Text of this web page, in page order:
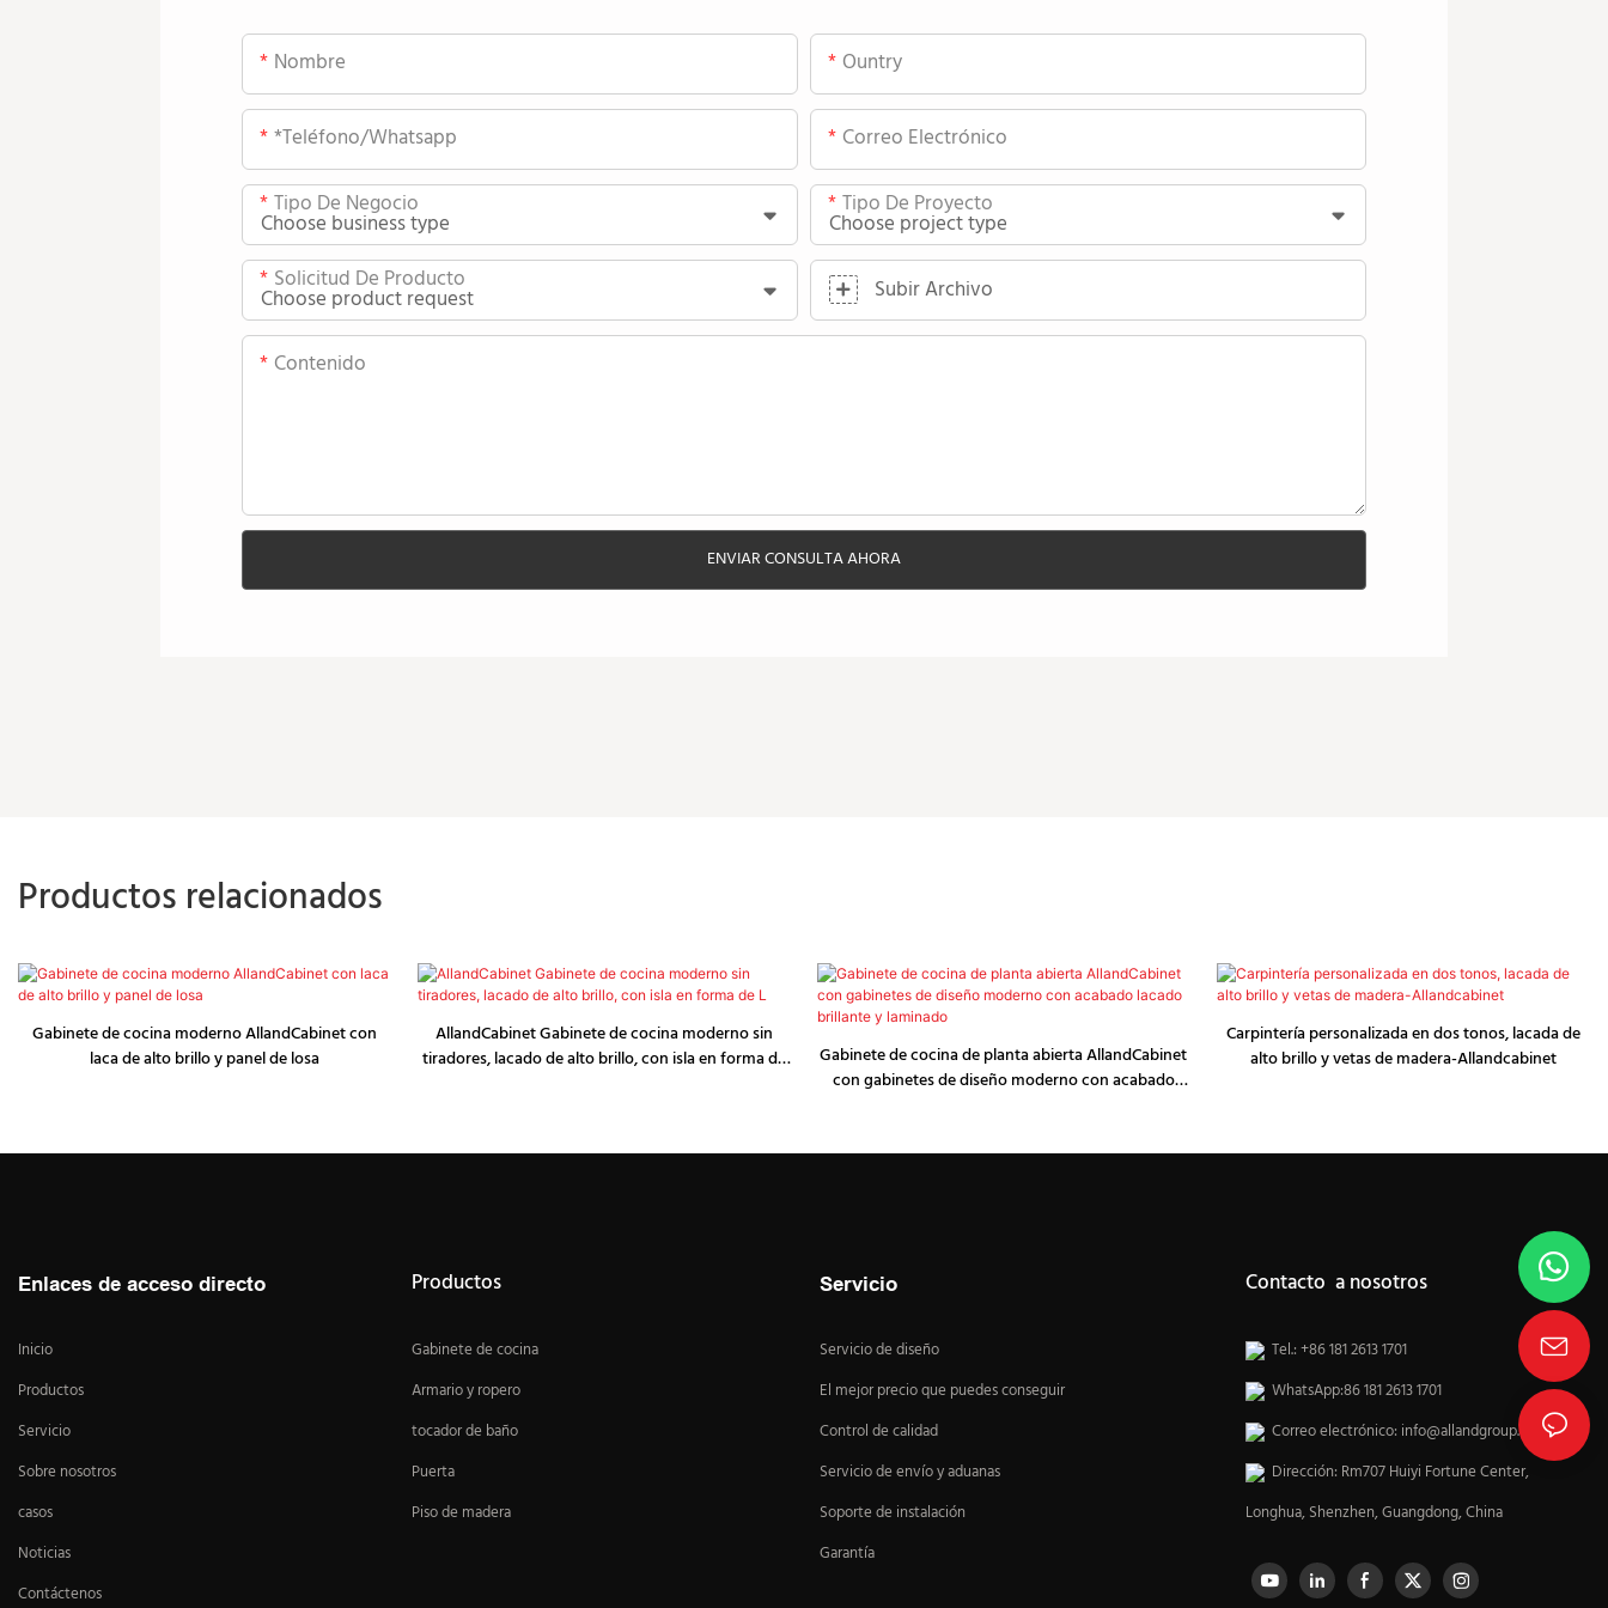
Nombre Ountry
*teléfono/whatsapp Correo Electrónico
Tipo De Negocio Tipo De Proyecto
Solicitud De Producto Subir Archivo
Contenido
ENVIAR CONSULTA AHORA
Productos relacionados
Gabinete de cocina moderno AllandCabinet con
laca de alto brillo y panel de losa
AllandCabinet Gabinete de cocina moderno sin
tiradores, lacado de alto brillo, con isla en forma de
Gabinete de cocina de planta abierta AllandCabinet
con gabinetes de diseño moderno con acabado
Carpintería personalizada en dos tonos, lacada de
alto brillo y vetas de madera-Allandcabinet
Enlaces de acceso directo
Inicio
Productos
Servicio
Sobre nosotros
casos
Noticias
Contáctenos
Productos
Gabinete de cocina
Armario y ropero
tocador de baño
Puerta
Piso de madera
Servicio
Servicio de diseño
El mejor precio que puedes conseguir
Control de calidad
Servicio de envío y aduanas
Soporte de instalación
Garantía
Contacto a nosotros
Tel.: +86 181 2613 1701
WhatsApp:86 181 2613 1701
Correo electrónico: info@allandgroup.com
Dirección: Rm707 Huiyi Fortune Center,
Longhua, Shenzhen, Guangdong, China